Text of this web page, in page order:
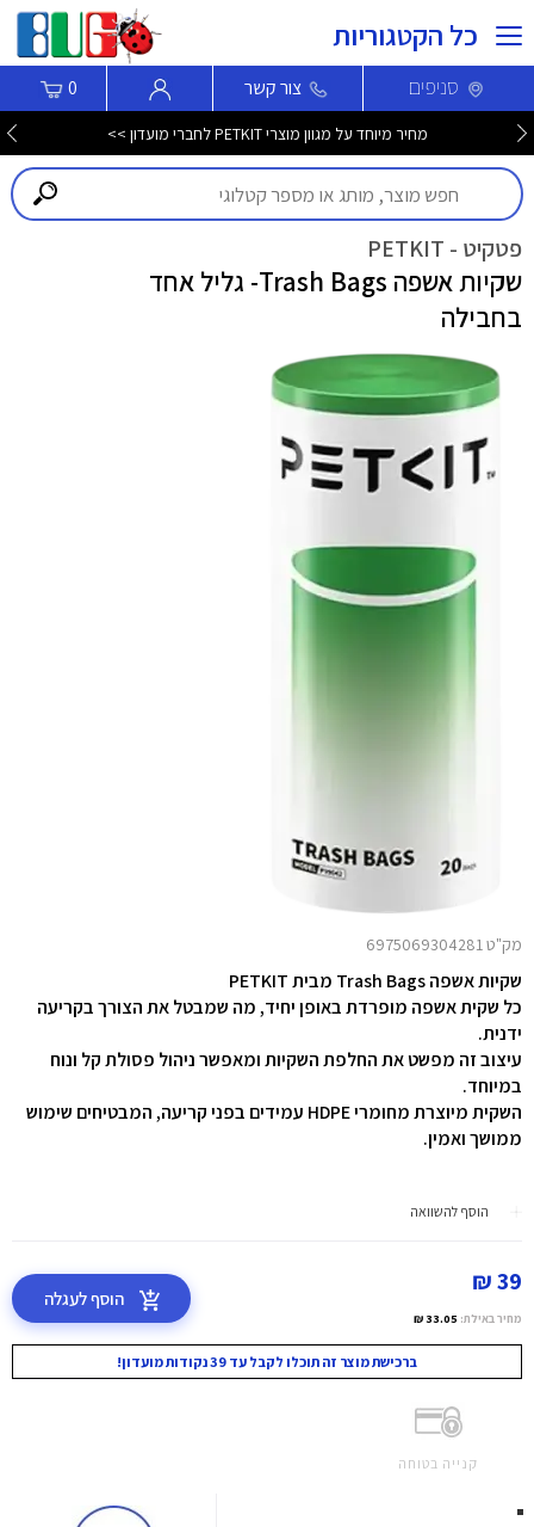
כל הקטגוריות
סניפים צור קשר 0
מחיר מיוחד על מגוון מוצרי PETKIT לחברי מועדון >>
פטקיט - PETKIT
שקיות אשפה Trash Bags- גליל אחד
בחבילה
מק"ט 6975069304281
שקיות אשפה Trash Bags מבית
PETKIT
כל שקית אשפה מופרדת באופן יחיד, מה שמבטל את הצורך בקריעה
ידנית.
עיצוב זה מפשט את החלפת השקיות ומאפשר ניהול פסולת קל ונוח
במיוחד.
השקית מיוצרת מחומרי HDPE עמידים בפני קריעה, המבטיחים שימוש
ממושך ואמין.
הוסף להשוואה
39 ₪
מחיר באילת: 33.05 ₪
הוסף לעגלה
ברכישת מוצר זה תוכלו לקבל עד 39 נקודות מועדון!
קנייה בטוחה